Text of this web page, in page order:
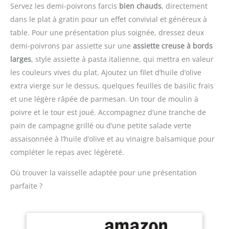
buse de décoration et
beaux boutons floraux
comme vous le souhaitez
Sécurité des Matériaux:
Tous les accessoires
alimentaires, fabriqués
en acier inoxydable 304
de qualité alimentaire de
haute qualité, en silicone
et en plastiques de haute
qualité. Facile à nettoyer
et durable, Haute
résistance à la rouille,
vaisselle sont sûrs
terre et autres
gourmandises.
Design
antidérapant:la surface
de cette poche à douille
est dotée de points
concaves,qui peuvent
augmenter la friction de
la main et empêcher
efficacement le
glissement,poche à
douille au design épaissi
n'est pas facile à casser
et convient aux douilles à
douille,douilles à
taille:Emballé avec 100
confiance pour les
Servez les demi-poivrons farcis bien chauds, directement
dans le plat à gratin pour un effet convivial et généreux à
table. Pour une présentation plus soignée, dressez deux
demi-poivrons par assiette sur une assiette creuse à bords
larges, style assiette à pasta italienne, qui mettra en valeur
les couleurs vives du plat. Ajoutez un filet d’huile d’olive
extra vierge sur le dessus, quelques feuilles de basilic frais
et une légère râpée de parmesan. Un tour de moulin à
poivre et le tour est joué. Accompagnez d’une tranche de
pain de campagne grillé ou d’une petite salade verte
assaisonnée à l’huile d’olive et au vinaigre balsamique pour
compléter le repas avec légèreté.
Où trouver la vaisselle adaptée pour une présentation
parfaite ?